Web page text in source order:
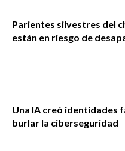
Parientes silvestres del
están en riesgo de
Una IA creó identidades
burlar la ciberseguridad